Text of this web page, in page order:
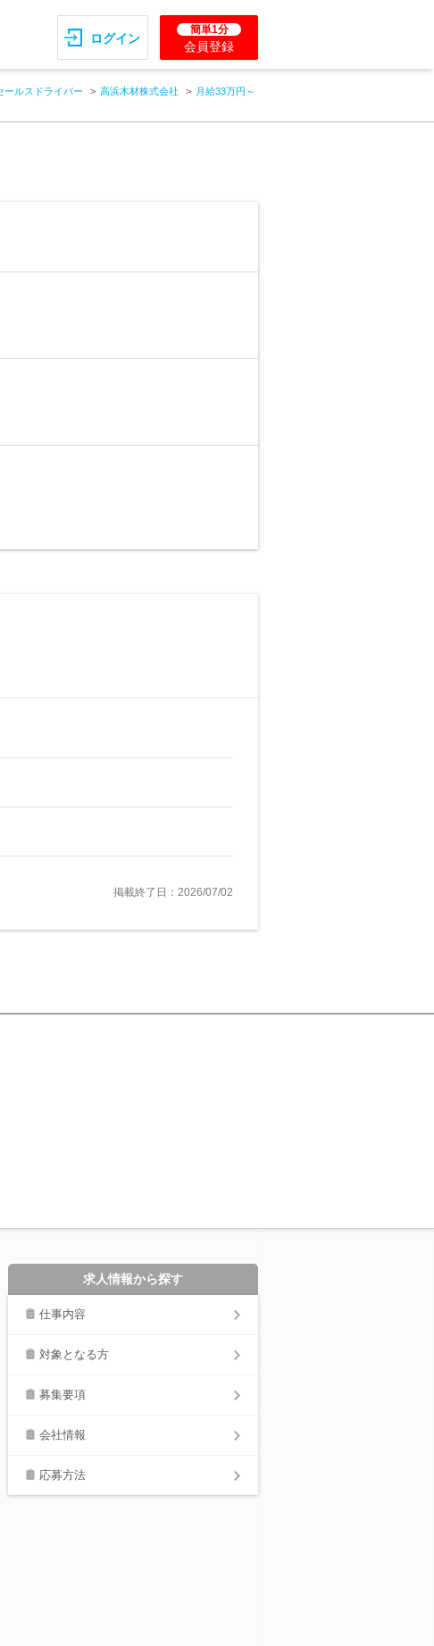
ログイン
簡単1分
会員登録
ールスドライバー 高浜木材株式会社
月給33万円～
掲載終了日：2026/07/02
求人情報から探す
仕事内容
対象となる方
募集要項
会社情報
応募方法